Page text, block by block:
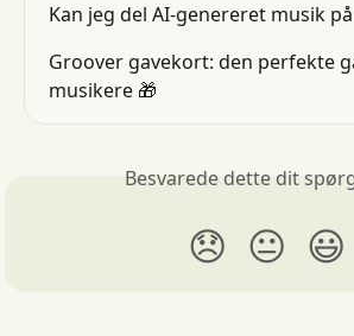
Kan jeg del AI-genereret musik
Groover gavekort: den perfekte
musikere 🎁
Besvarede dette dit
😞 😐 😃